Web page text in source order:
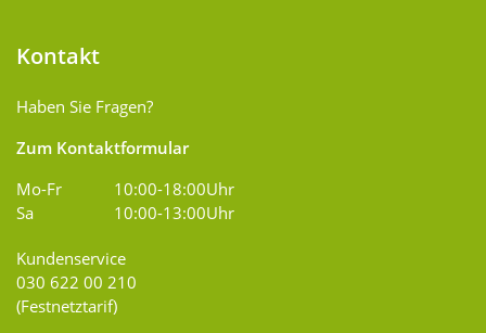
Kontakt
Haben Sie Fragen?
Zum Kontaktformular
Mo-Fr
10:00-18:00Uhr
Sa
10:00-13:00Uhr
Kundenservice
030 622 00 210
(Festnetztarif)